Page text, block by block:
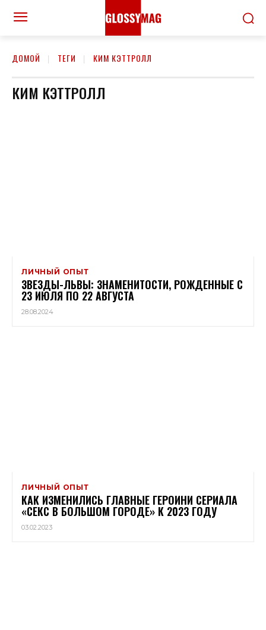
ДОМОЙ ТЕГИ КИМ КЭТТРОЛЛ
КИМ КЭТТРОЛЛ
ЛИЧНЫЙ ОПЫТ
ЗВЕЗДЫ-ЛЬВЫ: ЗНАМЕНИТОСТИ, РОЖДЕННЫЕ С
23 ИЮЛЯ ПО 22 АВГУСТА
28.08.2024
ЛИЧНЫЙ ОПЫТ
КАК ИЗМЕНИЛИСЬ ГЛАВНЫЕ ГЕРОИНИ СЕРИАЛА
«СЕКС В БОЛЬШОМ ГОРОДЕ» К 2023 ГОДУ
03.02.2023